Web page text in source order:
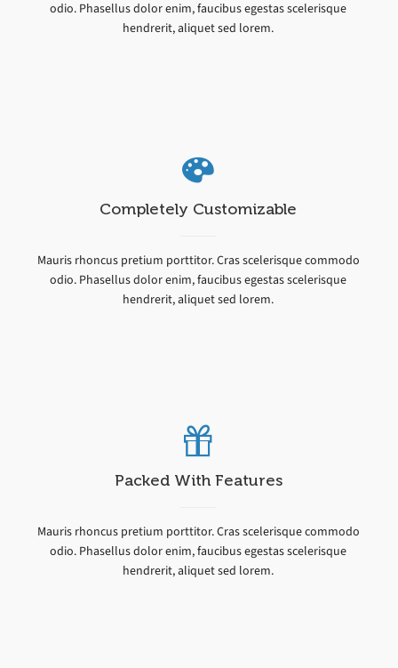
odio. Phasellus dolor enim, faucibus egestas scelerisque
hendrerit, aliquet sed lorem.
Completely Customizable
Mauris rhoncus pretium porttitor. Cras scelerisque commodo
odio. Phasellus dolor enim, faucibus egestas scelerisque
hendrerit, aliquet sed lorem.
Packed With Features
Mauris rhoncus pretium porttitor. Cras scelerisque commodo
odio. Phasellus dolor enim, faucibus egestas scelerisque
hendrerit, aliquet sed lorem.